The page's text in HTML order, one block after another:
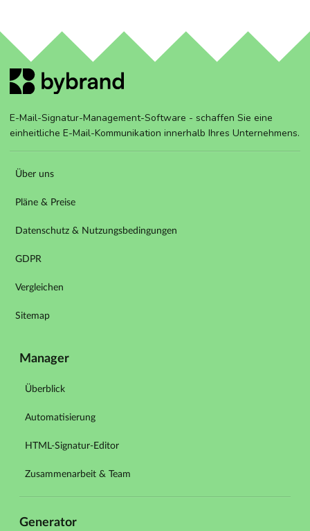
E-Mail-Signatur-Management-Software - schaffen Sie eine
einheitliche E-Mail-Kommunikation innerhalb Ihres Unternehmens.
Über uns
Pläne & Preise
Datenschutz & Nutzungsbedingungen
GDPR
Vergleichen
Sitemap
Manager
Überblick
Automatisierung
HTML-Signatur-Editor
Zusammenarbeit & Team
Generator